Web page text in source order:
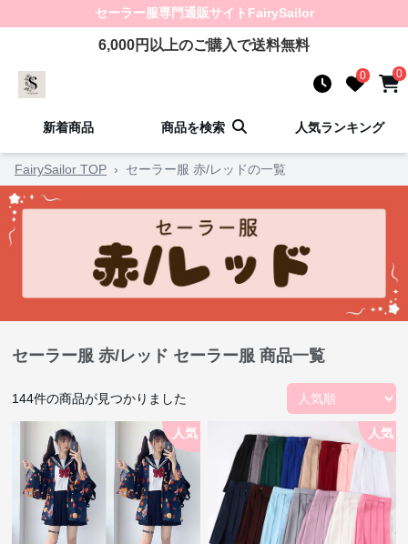
セーラー服専門通販サイト FairySailor
6,000円以上のご購入で送料無料
0 0
新着商品 商品を検索 人気ランキング
FairySailor TOP › セーラー服 赤/レッドの一覧
セーラー服 赤/レッド セーラー服 商品一覧
144件の商品が見つかりました
人気 人気